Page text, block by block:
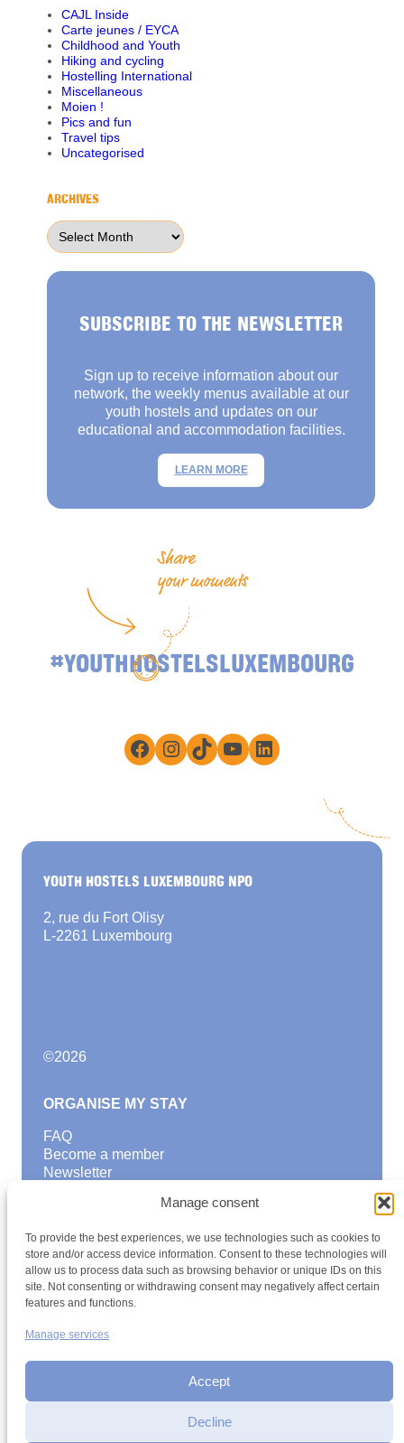
Manage consent
To provide the best experiences, we use technologies such as cookies to
store and/or access device information. Consent to these technologies will
allow us to process data such as browsing behavior or unique IDs on this
site. Not consenting or withdrawing consent may negatively affect certain
features and functions.
Manage services
Accept
Decline
CAJL Inside
Carte jeunes / EYCA
Childhood and Youth
Hiking and cycling
Hostelling International
Miscellaneous
Moien !
Pics and fun
Travel tips
Uncategorised
ARCHIVES
Archives
SUBSCRIBE TO THE NEWSLETTER
Sign up to receive information about our
network, the weekly menus available at our
youth hostels and updates on our
educational and accommodation facilities.
LEARN MORE
Share
your moments
#YOUTHHOSTELSLUXEMBOURG
Facebook
Instagram
TikTokYouTube
LinkedIn
YOUTH HOSTELS LUXEMBOURG NPO
2, rue du Fort Olisy
L-2261 Luxembourg
©2026
ORGANISE MY STAY
FAQ
Become a member
Newsletter
Find a youth hostel
Discover activities
School Trips and group excursions
Teambuilding
Youth Hostels Luxembourg NPO